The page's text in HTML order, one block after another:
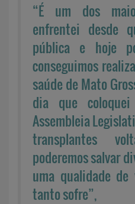
“É um dos
enfrentei desde
pública e hoje
conseguimos
saúde de Mato
dia que
Assembleia
transplantes
poderemos salvar
uma qualidade
tanto sofre”,